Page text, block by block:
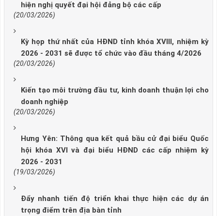
hiện nghị quyết đại hội đảng bộ các cấp
(20/03/2026)
Kỳ họp thứ nhất của HĐND tỉnh khóa XVIII, nhiệm kỳ
2026 - 2031 sẽ được tổ chức vào đầu tháng 4/2026
(20/03/2026)
Kiến tạo môi trường đầu tư, kinh doanh thuận lợi cho
doanh nghiệp
(20/03/2026)
Hưng Yên: Thông qua kết quả bầu cử đại biểu Quốc
hội khóa XVI và đại biểu HĐND các cấp nhiệm kỳ
2026 - 2031
(19/03/2026)
Đẩy nhanh tiến độ triển khai thực hiện các dự án
trọng điểm trên địa bàn tỉnh